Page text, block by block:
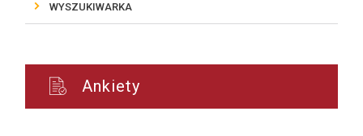
WYSZUKIWARKA
Ankiety